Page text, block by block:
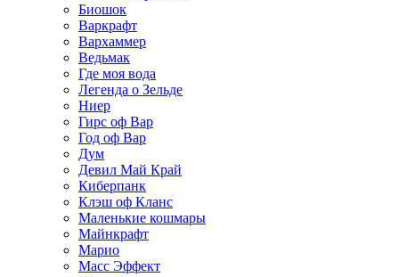
Биошок
Варкрафт
Вархаммер
Ведьмак
Где моя вода
Легенда о Зельде
Ниер
Гирс оф Вар
Год оф Вар
Дум
Девил Май Край
Киберпанк
Клэш оф Кланс
Маленькие кошмары
Майнкрафт
Марио
Масс Эффект